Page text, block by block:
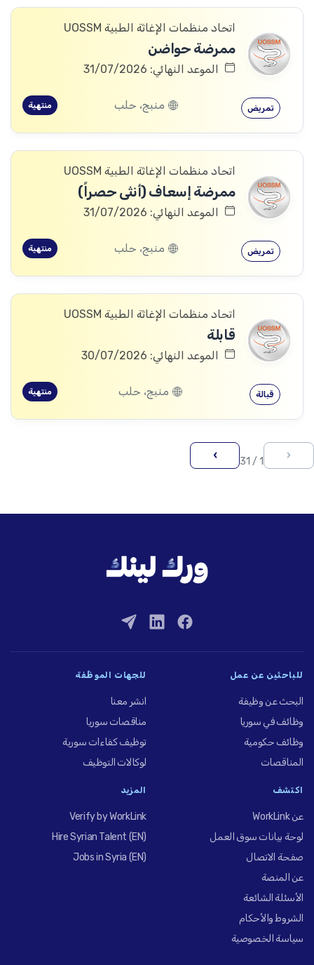
اتحاد منظمات الإغاثة الطبية UOSSM
ممرضة حواضن
الموعد النهائي: 31/07/2026
تمريض منبج، حلب منتهية
اتحاد منظمات الإغاثة الطبية UOSSM
ممرضة إسعاف (أنثى حصراً)
الموعد النهائي: 31/07/2026
تمريض منبج، حلب منتهية
اتحاد منظمات الإغاثة الطبية UOSSM
قابلة
الموعد النهائي: 30/07/2026
قبالة منبج، حلب منتهية
‹
1 / 31
›
للباحثين عن عمل
البحث عن وظيفة
وظائف في سوريا
وظائف حكومية
المناقصات
للجهات الموظِّفة
انشر معنا
مناقصات سوريا
توظيف كفاءات سورية
لوكالات التوظيف
اكتشف
عن WorkLink
لوحة بيانات سوق العمل
صفحة الاتصال
عن المنصة
الأسئلة الشائعة
الشروط والأحكام
سياسة الخصوصية
المزيد
Verify by WorkLink
Hire Syrian Talent (EN)
Jobs in Syria (EN)